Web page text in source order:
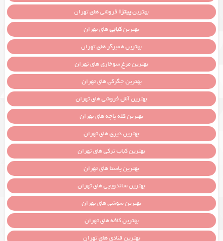
بهترینپیتزا فروشی های تهران
بهترینکبابیهای تهران
بهترین همبرگر های تهران
بهترین مرغ سوخاری های تهران
بهترین جگرکی های تهران
بهترین آش فروشی های تهران
بهترین کله پاچه های تهران
بهترین دیزی های تهران
بهترین کباب ترکی های تهران
بهترین پاستا های تهران
بهترین ساندویچی های تهران
بهترین سوشی های تهران
بهترین کافه های تهران
بهترین قنادی های تهران